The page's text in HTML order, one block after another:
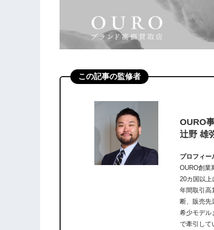
この記事の監修者
OURO
辻野 雄
プロフィー
OURO創業
20カ国以上
年間取引高
断、販売先
希少モデル
で牽引して